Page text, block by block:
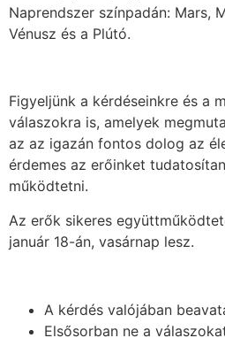
Naprendszer színpadán: Mars,
Vénusz és a Plútó.
Figyeljünk a kérdéseinkre és a
válaszokra is, amelyek
az az igazán fontos dolog az
érdemes az erőinket
működtetni.
Az erők sikeres
január 18-án, vasárnap lesz.
A kérdés valójában
Elsősorban ne a